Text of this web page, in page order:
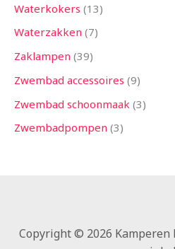
Waterkokers 13
Waterzakken 7
Zaklampen 39
Zwembad accessoires 9
Zwembad schoonmaak 3
Zwembadpompen 3
Copyright © 2026 Kamperen